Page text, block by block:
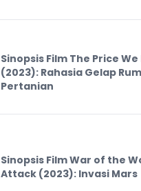
Sinopsis Film The Price We
(2023): Rahasia Gelap
Pertanian
Sinopsis Film War of the
Attack (2023): Invasi Mars